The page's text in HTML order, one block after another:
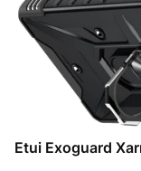
Etui Exoguard